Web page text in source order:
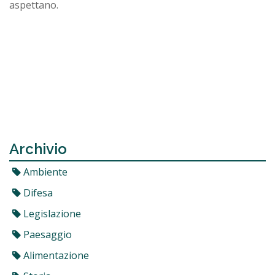
aspettano.
Archivio
Ambiente
Difesa
Legislazione
Paesaggio
Alimentazione